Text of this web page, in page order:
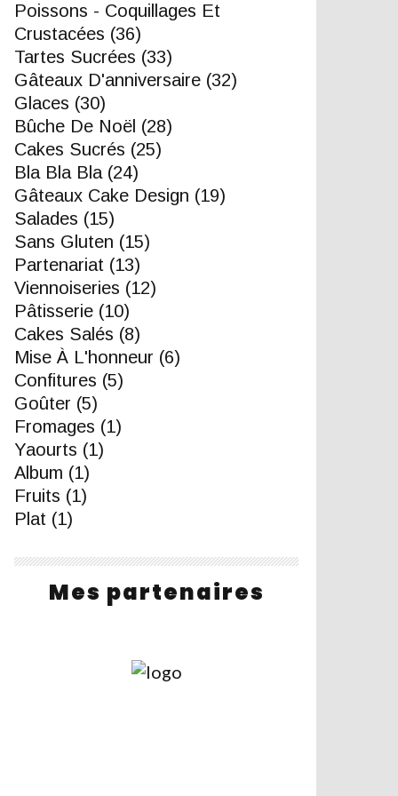
Poissons - Coquillages Et
Crustacées (36)
Tartes Sucrées (33)
Gâteaux D'anniversaire (32)
Glaces (30)
Bûche De Noël (28)
Cakes Sucrés (25)
Bla Bla Bla(24)
Gâteaux Cake Design (19)
Salades (15)
Sans Gluten (15)
Partenariat (13)
Viennoiseries (12)
Pâtisserie (10)
Cakes Salés (8)
Mise À L'honneur (6)
Confitures (5)
Goûter (5)
Fromages (1)
Yaourts (1)
Album (1)
Fruits (1)
Plat (1)
Mes partenaires